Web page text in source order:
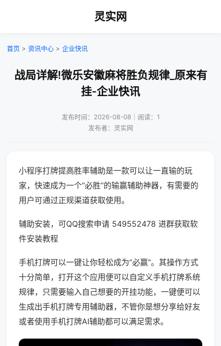
灵实网
首页 > 资讯中心 > 企业快讯
战局详解!微乐安徽麻将胜负规律_原来有
挂-企业快讯
发布时间：2026-08-08｜阅读：1
发布者：灵实网
小程序打牌提高胜率辅助是一款可以让一直输的玩
家，快速成为一个“必胜”的输赢辅助神器，有需要的
用户可通过正规渠道获取使用。
辅助安装，可QQ搜索申请 549552478 进群获取软
件安装教程
手机打牌可以一键让你轻松成为“必赢”。其操作方式
十分简单，打开这个应用便可以自定义手机打牌系统
规律，只需要输入自己想要的开挂功能，一键便可以
生成出手机打牌专用辅助器，不管你是想分享给好友
或者使用手机打牌AI辅助都可以满足需求。